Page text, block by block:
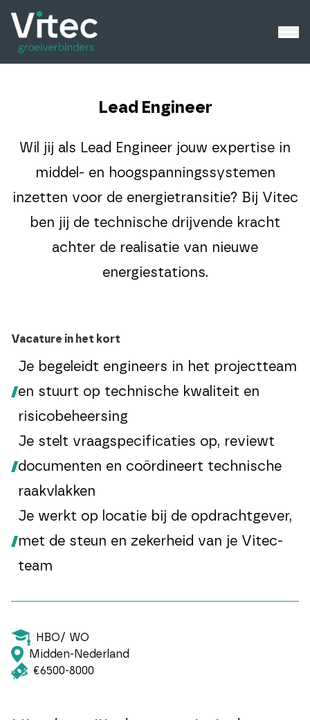
Lead Engineer
Wil jij als Lead Engineer jouw expertise in
middel- en hoogspanningssystemen
inzetten voor de energietransitie? Bij Vitec
ben jij de technische drijvende kracht
achter de realisatie van nieuwe
energiestations.
Vacature in het kort
Je begeleidt engineers in het projectteam
en stuurt op technische kwaliteit en
risicobeheersing
Je stelt vraagspecificaties op, reviewt
documenten en coördineert technische
raakvlakken
Je werkt op locatie bij de opdrachtgever,
met de steun en zekerheid van je Vitec-
team
HBO/ WO
Midden-Nederland
€6500-8000